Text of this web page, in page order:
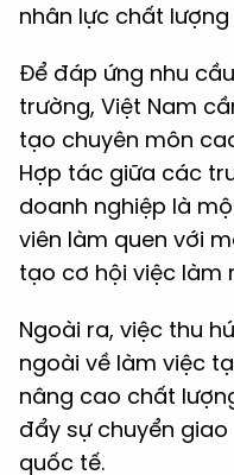
nhân lực chất
Để đáp ứng nhu
trường, Việt Nam
tạo chuyên môn
Hợp tác giữa các
doanh nghiệp là
viên làm quen với
tạo cơ hội việc làm
Ngoài ra, việc thu
ngoài về làm việc
nâng cao chất
đẩy sự chuyển
quốc tế.